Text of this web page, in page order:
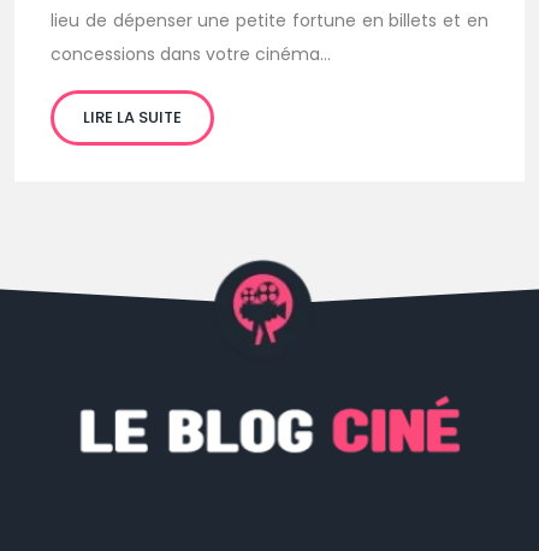
lieu de dépenser une petite fortune en billets et en
concessions dans votre cinéma…
LIRE LA SUITE